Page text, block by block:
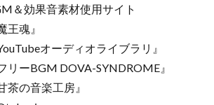
＆効果音素材使用サイト
王魂』
オーディオライブラリ』
リーBGM DOVA-SYNDROME』
茶の音楽工房』